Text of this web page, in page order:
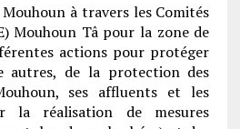
Mouhoun à travers les Comités
Mouhoun Tâ pour la zone de
actions pour protéger
autres, de la protection des
ses affluents et les
la réalisation de mesures